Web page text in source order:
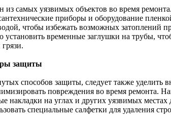
из самых уязвимых объектов во время
приборы и оборудование
чтобы избежать возможных затоплений
установить временные заглушки на трубы,
защиты
способов защиты, следует также уделить
повреждения во время ремонта.
накладки на углах и других уязвимых
специальные салфетки для удаления